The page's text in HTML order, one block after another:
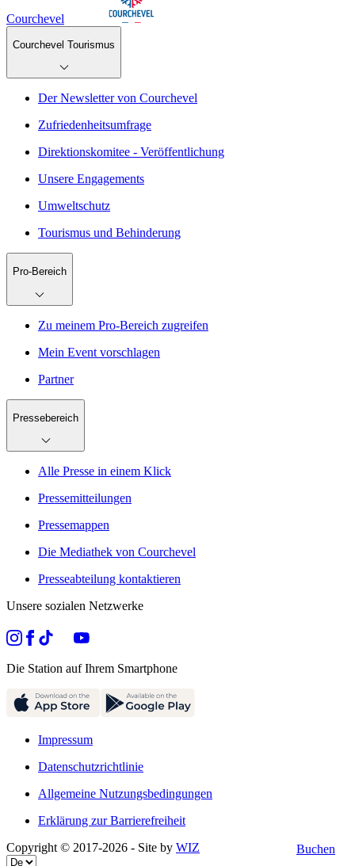
Buchen
Courchevel
Courchevel Tourismus
Der Newsletter von Courchevel
Zufriedenheitsumfrage
Direktionskomitee - Veröffentlichung
Unsere Engagements
Umweltschutz
Tourismus und Behinderung
Pro-Bereich
Zu meinem Pro-Bereich zugreifen
Mein Event vorschlagen
Partner
Pressebereich
Alle Presse in einem Klick
Pressemitteilungen
Pressemappen
Die Mediathek von Courchevel
Presseabteilung kontaktieren
Unsere sozialen Netzwerke
Die Station auf Ihrem Smartphone
Impressum
Datenschutzrichtlinie
Allgemeine Nutzungsbedingungen
Erklärung zur Barrierefreiheit
Copyright © 2017-2026 - Site by WIZ